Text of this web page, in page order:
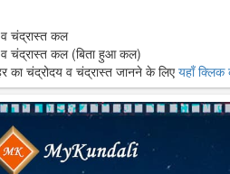
चंद्रास्त कल
व चंद्रास्त कल (बिता हुआ कल)
का चंद्रोदय व चंद्रास्त जानने के लिएयहाँ क्लिक